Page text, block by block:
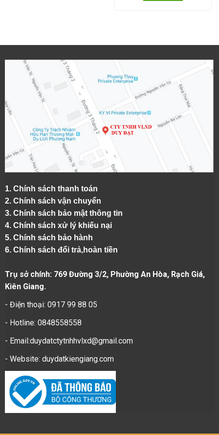
1. Chính sách thanh toán
2. Chính sách vận chuyển
3. Chính sách bảo mật thông tin
4. Chính sách xử lý khiếu nại
5. Chính sách bảo hành
6. Chính sách đổi trả,hoàn tiền
Trụ sở chính: 769 Đường 3/2, Phường An Hòa, Rạch Giá,
Kiên Giang.
- Điện thoại: 0917 99 88 05
- Hotline: 0848558558
- Email:duydatctytnhhvlxd@gmail.com
- Website: duydatkiengiang.com